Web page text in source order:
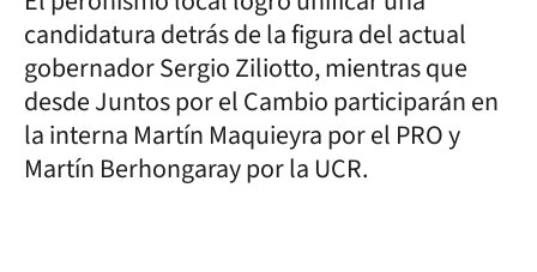
candidatura detrás de la figura del actual
gobernador Sergio Ziliotto, mientras que
desde Juntos por el Cambio participarán en
la interna Martín Maquieyra por el PRO y
Martín Berhongaray por la UCR.